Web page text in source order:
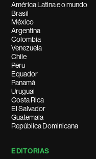
América Latina e o mundo
Brasil
México
Argentina
Colombia
Venezuela
Chile
Peru
Equador
Panamá
Uruguai
Costa Rica
El Salvador
Guatemala
República Dominicana
EDITORIAS